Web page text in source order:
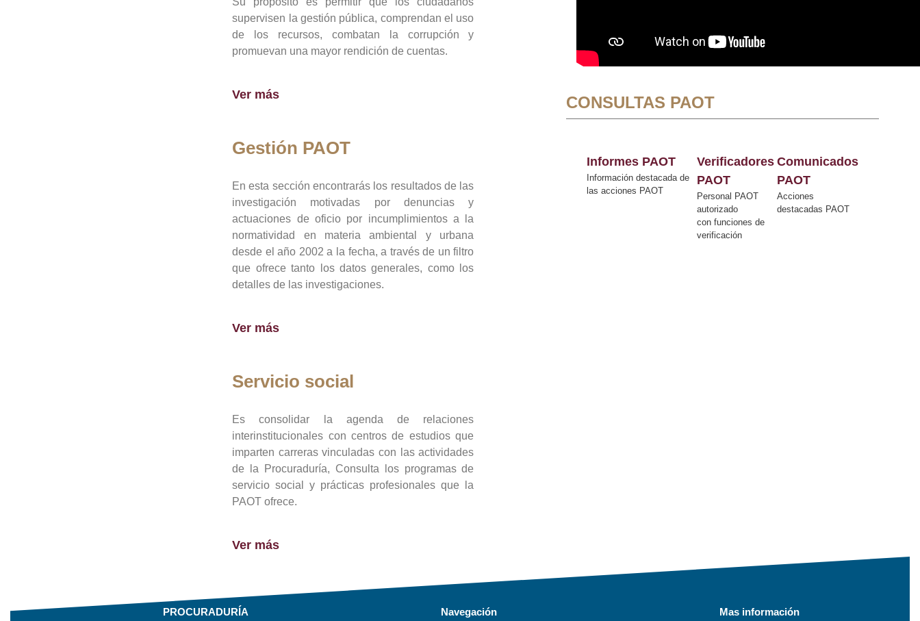
supervisen la gestión pública, comprendan el uso
de los recursos, combatan la corrupción y
promuevan una mayor rendición de cuentas.
Ver más
Gestión PAOT
En esta sección encontrarás los resultados de las
investigación motivadas por denuncias y
actuaciones de oficio por incumplimientos a la
normatividad en materia ambiental y urbana
desde el año 2002 a la fecha, a través de un filtro
que ofrece tanto los datos generales, como los
detalles de las investigaciones.
Ver más
Servicio social
Es consolidar la agenda de relaciones
interinstitucionales con centros de estudios que
imparten carreras vinculadas con las actividades
de la Procuraduría, Consulta los programas de
servicio social y prácticas profesionales que la
PAOT ofrece.
Ver más
CONSULTAS PAOT
Informes PAOT
Información destacada de
las acciones PAOT
Verificadores
PAOT
Personal PAOT
autorizado
con funciones de
verificación
Comunicados
PAOT
Acciones
destacadas PAOT
PROCURADURÍA Navegación Mas información